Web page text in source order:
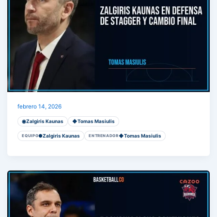
Zalgiris Kaunas en defensa de stagger y cambio
febrero 14, 2026
◉Zalgiris Kaunas ◆Tomas Masiulis
EQUIPO●Zalgiris Kaunas ENTRENADOR◆Tomas Masiulis